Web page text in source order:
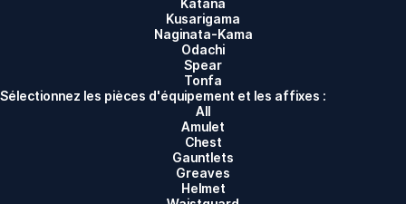
Katana
Kusarigama
Naginata-Kama
Odachi
Spear
Tonfa
Sélectionnez les pièces d'équipement et les affixes :
All
Amulet
Chest
Gauntlets
Greaves
Helmet